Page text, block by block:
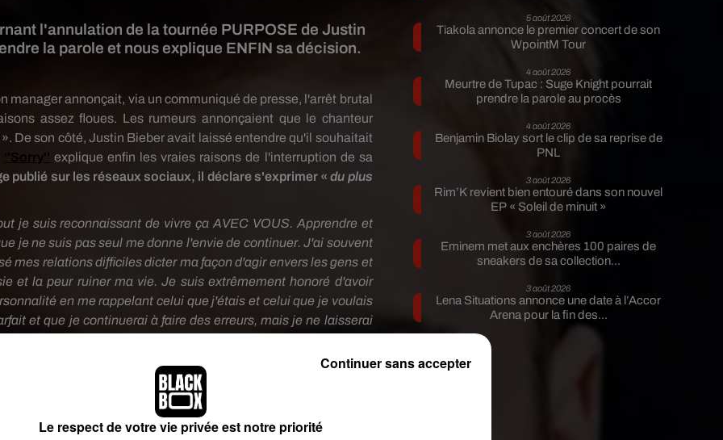
l'annulation de la tournée PURPOSE de Justin
la parole et nous explique ENFIN sa décision.
manager annonçait, via un communiqué de presse, l'arrêt brutal
assez floues. Les rumeurs annonçaient que le chanteur
». De son côté, Justin Bieberavait laissé entendre qu'il souhaitait
‘'Sorry'' explique enfin les vraies raisons de l'interruption de sa
publié sur les réseaux sociaux, il déclare s'exprimer «du plus
je suis reconnaissant de vivre ça AVEC VOUS. Apprendre et
je ne suis pas seul me donne l'envie de continuer. J'ai souvent
mes relations difficiles dicter ma façon d'agir envers les gens et
et la peur ruiner ma vie. Je suis extrêmement honoré d'avoir
en me rappelant celui que j'étais et celui que je voulais
et que je continuerai à faire des erreurs, mais je ne laisserai
honte de mes erreurs. Je veux être un homme qui apprend de
sachiez que cette tournée a été incroyable et m'a appris
moi, c'est une façon de vous dire que je veux DURER. Je veux
mon cœur et mon esprit soient eux aussi durables. Pour être
être et le père que je voudrais être. Ce message est
je n'attends pas à ce que vous me compreniez».
5 août 2026
Tiakola annonce le premier concert de son
WpointM Tour
4 août 2026
Meurtre de Tupac : Suge Knight pourrait
prendre la parole au procès
4 août 2026
Benjamin Biolay sort le clip de sa reprise de
PNL
3 août 2026
Rim’K revient bien entouré dans son nouvel
EP « Soleil de minuit »
3 août 2026
Eminem met aux enchères 100 paires de
sneakers de sa collection...
3 août 2026
Lena Situations annonce une date à l’Accor
Arena pour la fin des...
Le respect de votre vie privée est notre priorité
Continuer sans accepter